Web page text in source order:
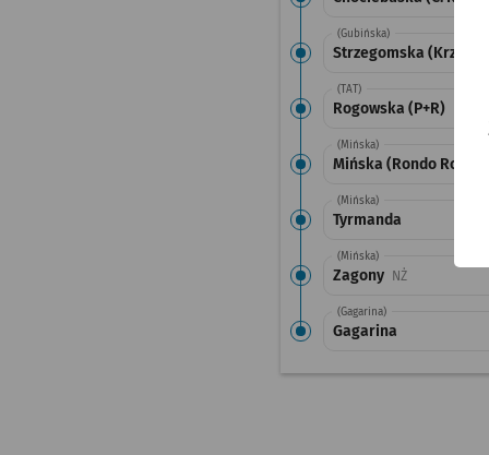
(Gubińska)
Strzegomska
(TAT)
Rogowska (P+R)
(Mińska)
Mińska (Rondo Rotm.
(Mińska)
Tyrmanda
(Mińska)
Zagony NŻPrzystanek na
(Gagarina)
Gagarina